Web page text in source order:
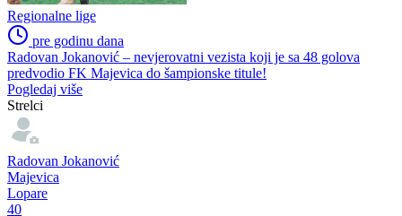
pre godinu dana
Dosta promjena u Podrinju iz Tršića: Ljubiša Jovanović novi trener-
igrač
Regionalne lige
pre godinu dana